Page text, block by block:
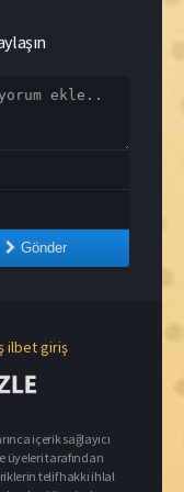
Gönder
ilbet giriş
içerik sağlayıcı
üyeleri tarafından
telif hakkı ihlal